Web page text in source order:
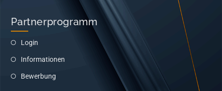
Partnerprogramm
Login
Informationen
Bewerbung